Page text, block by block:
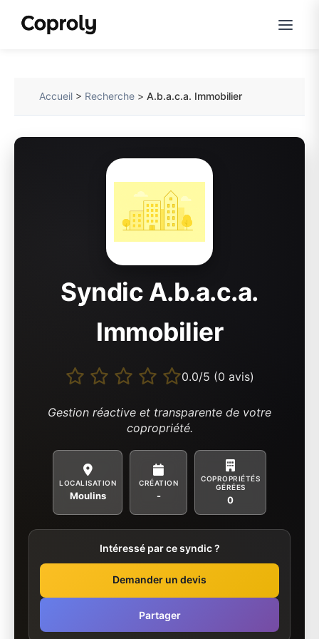
Accueil > Recherche >A.b.a.c.a. Immobilier
Syndic A.b.a.c.a.
Immobilier
0.0/5 (0 avis)
Gestion réactive et transparente de votre
copropriété.
LOCALISATION
Moulins
CRÉATION
-
COPROPRIÉTÉS
GÉRÉES
0
Intéressé par ce syndic ?
Demander un devis
Partager